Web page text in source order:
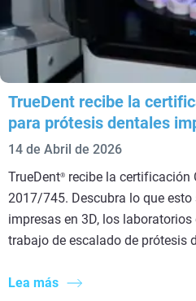
TrueDent recibe la
para prótesis dentales
14 de Abril de 2026
TrueDent® recibe la certificación
2017/745. Descubra lo que
impresas en 3D, los
trabajo de escalado de prótesis
Lea más